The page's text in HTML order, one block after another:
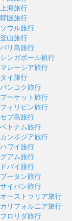
上海旅行
韓国旅行
ソウル旅行
釜山旅行
バリ島旅行
シンガポール旅行
マレーシア旅行
タイ旅行
バンコク旅行
プーケット旅行
フィリピン旅行
セブ島旅行
ベトナム旅行
カンボジア旅行
ハワイ旅行
グアム旅行
ドバイ旅行
ブータン旅行
サイパン旅行
オーストラリア旅行
カリフォルニア旅行
フロリダ旅行